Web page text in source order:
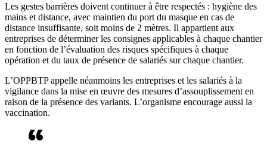
Les gestes barrières doivent continuer à être respectés : hygiène des
mains et distance, avec maintien du port du masque en cas de
distance insuffisante, soit moins de 2 mètres. Il appartient aux
entreprises de déterminer les consignes applicables à chaque chantier
en fonction de l’évaluation des risques spécifiques à chaque
opération et du taux de présence de salariés sur chaque chantier.
L’OPPBTP appelle néanmoins les entreprises et les salariés à la
vigilance dans la mise en œuvre des mesures d’assouplissement en
raison de la présence des variants. L’organisme encourage aussi la
vaccination.